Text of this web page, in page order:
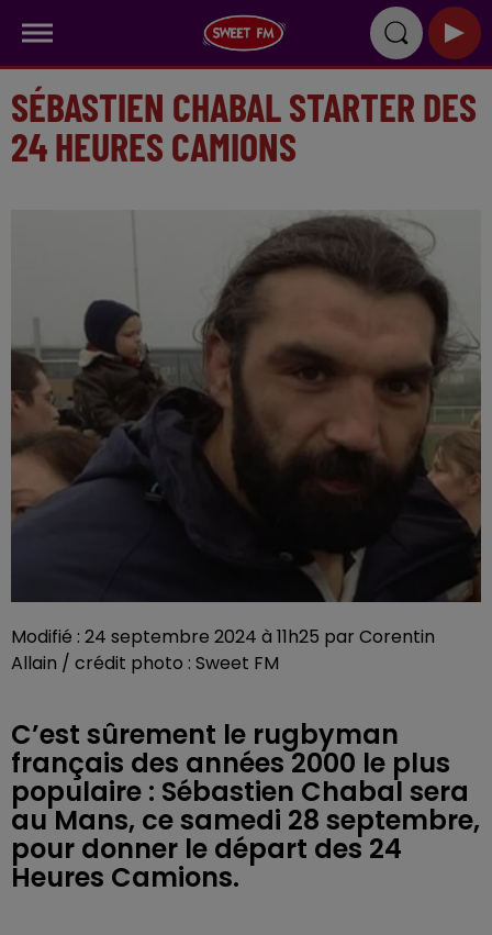
SÉBASTIEN CHABAL STARTER DES
24 HEURES CAMIONS
Modifié : 24 septembre 2024 à 11h25 par Corentin
Allain / crédit photo : Sweet FM
C’est sûrement le rugbyman
français des années 2000 le plus
populaire : Sébastien Chabal sera
au Mans, ce samedi 28 septembre,
pour donner le départ des 24
Heures Camions.